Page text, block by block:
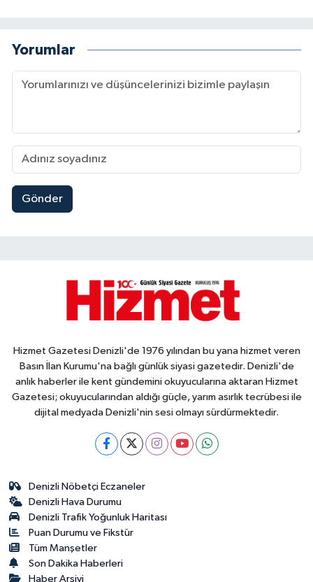
Yorumlar
Gönder
Hizmet Gazetesi Denizli'de 1976 yılından bu yana hizmet veren
Basın İlan Kurumu'na bağlı günlük siyasi gazetedir. Denizli'de
anlık haberler ile kent gündemini okuyucularına aktaran Hizmet
Gazetesi; okuyucularından aldığı güçle, yarım asırlık tecrübesi ile
dijital medyada Denizli'nin sesi olmayı sürdürmektedir.
Denizli Nöbetçi Eczaneler
Denizli Hava Durumu
Denizli Trafik Yoğunluk Haritası
Puan Durumu ve Fikstür
Tüm Manşetler
Son Dakika Haberleri
Haber Arşivi